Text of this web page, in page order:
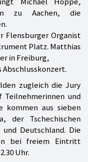
zu Aachen, die
Flensburger Organist
Platz. Matthias
in Freiburg,
Abschlusskonzert.
zugleich die Jury
und
kommen aus sieben
der Tschechischen
Deutschland. Die
bei freiem Eintritt
Uhr.